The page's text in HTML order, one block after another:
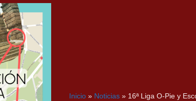
Inicio » Noticias » 16ª Liga O-Pie y